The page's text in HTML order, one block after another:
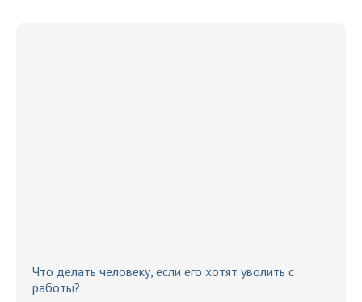
Что делать человеку, если его хотят уволить с
работы?